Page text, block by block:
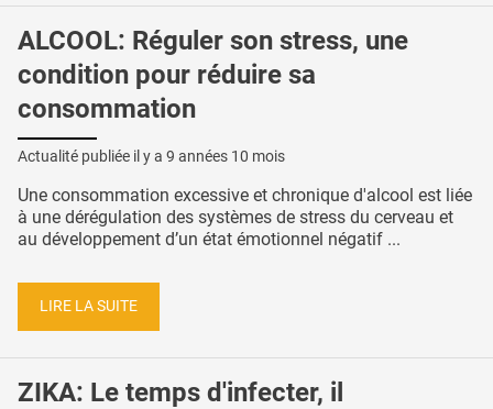
ALCOOL: Réguler son stress, une
condition pour réduire sa
consommation
Actualité publiée il y a 9 années 10 mois
Une consommation excessive et chronique d'alcool est liée
à une dérégulation des systèmes de stress du cerveau et
au développement d’un état émotionnel négatif ...
LIRE LA SUITE
ZIKA: Le temps d'infecter, il